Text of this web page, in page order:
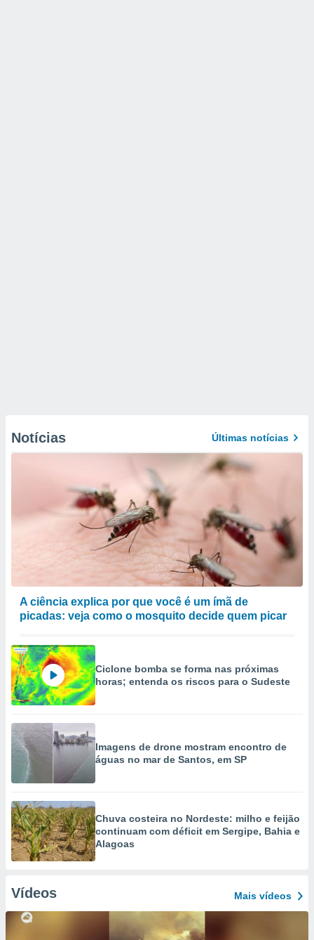
Notícias Últimas notícias
A ciência explica por que você é um ímã de
picadas: veja como o mosquito decide quem picar
Ciclone bomba se forma nas próximas
horas; entenda os riscos para o Sudeste
Imagens de drone mostram encontro de
águas no mar de Santos, em SP
Chuva costeira no Nordeste: milho e feijão
continuam com déficit em Sergipe, Bahia e
Alagoas
Vídeos Mais vídeos